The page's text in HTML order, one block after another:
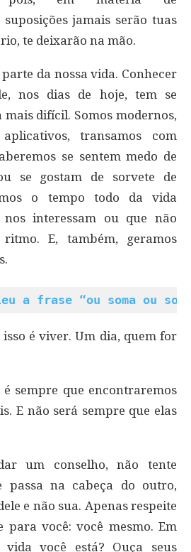
jamais serão tuas
te deixarão na mão.
da nossa vida. Conhecer
nos dias de hoje, tem se
difícil. Somos modernos,
transamos com
se sentem medo de
se gostam de sorvete de
o tempo todo da vida
nos interessam ou que não
E, também, geramos
a frase “ou soma ou
isso é viver. Um dia, quem for
sempre que encontraremos
E não será sempre que elas
um conselho, não tente
passa na cabeça do outro,
e não sua. Apenas respeite
para você: você mesmo. Em
vida você está? Ouça seus